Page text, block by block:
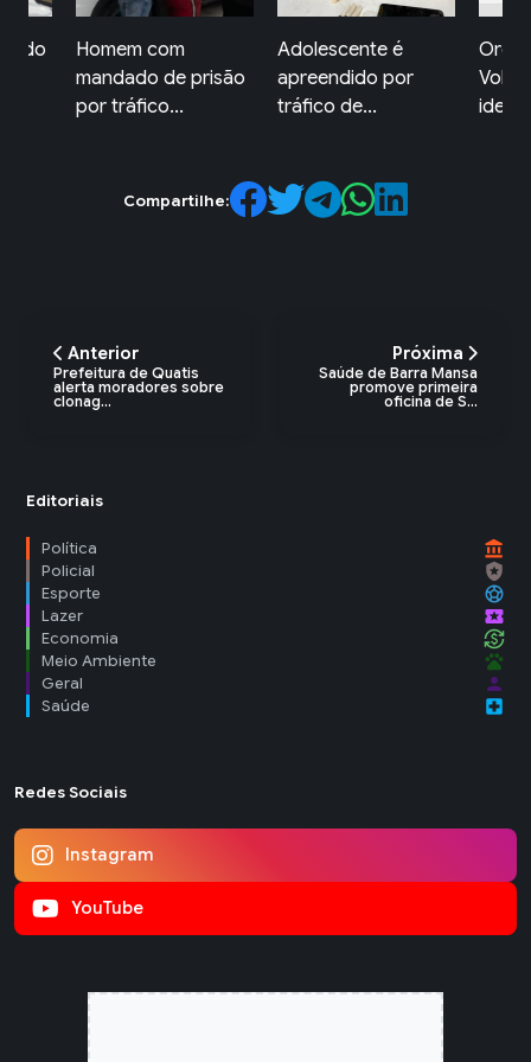
Adolescente é
apreendido por
tráfico de...
Ordem Pública de
Volta Redonda
identific...
Compartilhe:
Anterior
Prefeitura de Quatis
alerta moradores sobre
clonag...
Próxima
Saúde de Barra Mansa
promove primeira
oficina de S...
Editoriais
Política account_balance
Policial local_police
Esporte sports_soccer
Lazer local_activity
Economia currency_exchange
Meio Ambiente pets
Geral person
Saúde local_hospital
Redes Sociais
Instagram
YouTube